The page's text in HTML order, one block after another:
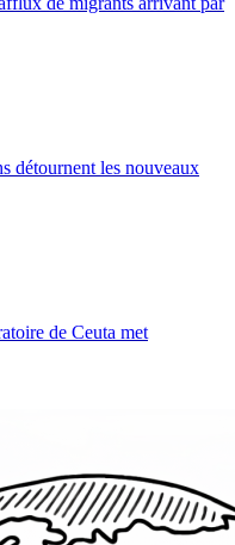
détournent les nouveaux
de Ceuta met